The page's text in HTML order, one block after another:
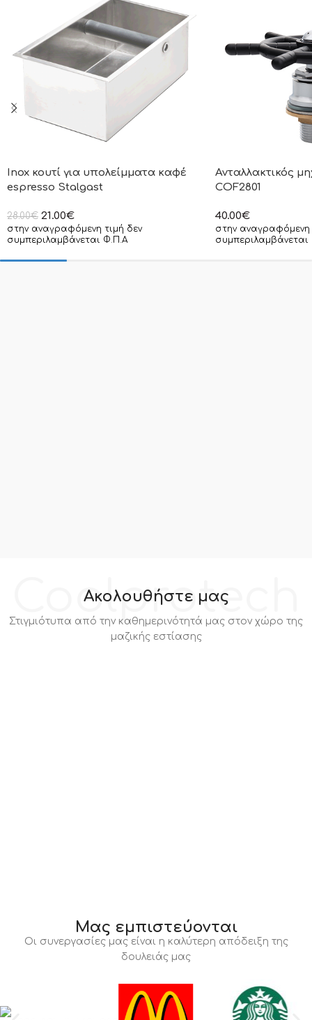
Inox κουτί για υπολείμματα καφέ
espresso Stalgast
28.00€ 21.00€
στην αναγραφόμενη τιμή δεν
συμπεριλαμβάνεται Φ.Π.Α
Ανταλλακτικός
COF2801
40.00€
στην αναγραφόμενη
Coolprotech
Ακολουθήστε μας
Στιγμιότυπα από την καθημερινότητά μας στον χώρο της
μαζικής εστίασης
Μας εμπιστεύονται
Οι συνεργασίες μας είναι η καλύτερη απόδειξη της
δουλειάς μας